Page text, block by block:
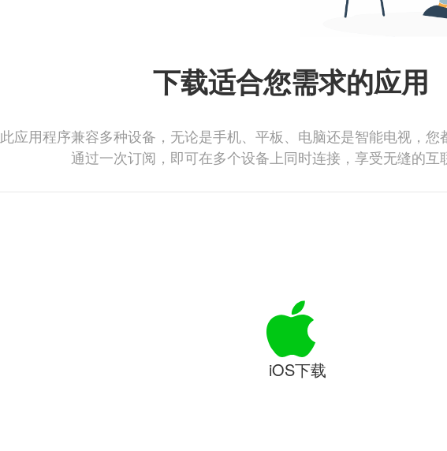
下载适合您需求的应用
此应用程序兼容多种设备，无论是手机、平板、电脑还是智能电视，您
通过一次订阅，即可在多个设备上同时连接，享受无缝的互
iOS下载